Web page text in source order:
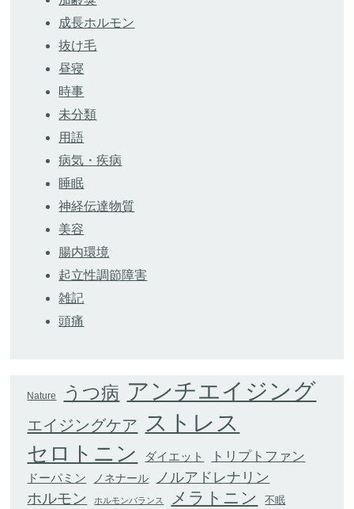
成長ホルモン
抜け毛
昼寝
時事
未分類
用語
病気・疾病
睡眠
神経伝達物質
美容
腸内環境
起立性調節障害
雑記
頭痛
Nature うつ病 アンチエイジング
エイジングケア ストレス
セロトニン ダイエット トリプトファン
ドーパミン ノネナール ノルアドレナリン
ホルモン ホルモンバランス メラトニン 不眠